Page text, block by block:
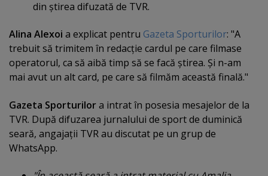
din ştirea difuzată de TVR.
Alina Alexoi a explicat pentru Gazeta Sporturilor: "A
trebuit să trimitem în redacţie cardul pe care filmase
operatorul, ca să aibă timp să se facă ştirea. Şi n-am
mai avut un alt card, pe care să filmăm această finală."
Gazeta Sporturilora intrat în posesia mesajelor de la
TVR. După difuzarea jurnalului de sport de duminică
seară, angajaţii TVR au discutat pe un grup de
WhatsApp.